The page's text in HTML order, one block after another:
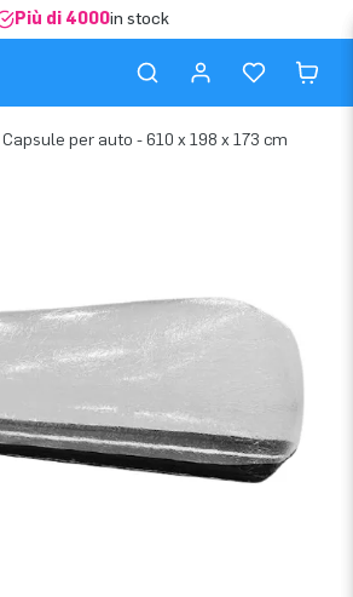
Più di 4000in stock
Capsule per auto - 610 x 198 x 173 cm